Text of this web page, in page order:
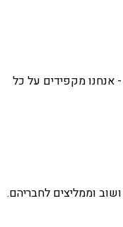
אנחנו מקפידים על כל
וממליצים לחבריהם.